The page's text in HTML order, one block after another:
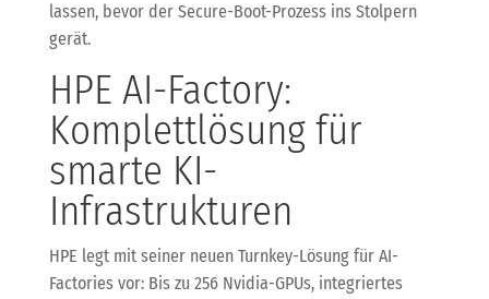
lassen, bevor der Secure-Boot-Prozess ins Stolpern
gerät.
HPE AI-Factory:
Komplettlösung für
smarte KI-
Infrastrukturen
HPE legt mit seiner neuen Turnkey-Lösung für AI-
Factories vor: Bis zu 256 Nvidia-GPUs, integriertes